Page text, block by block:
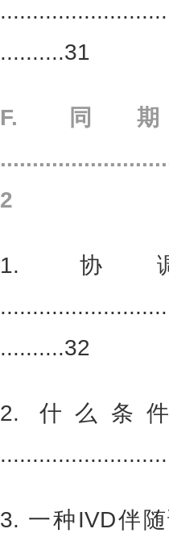
..........31
F. 同
2
1. 协
..........32
2. 什么条
3. 一种IVD伴